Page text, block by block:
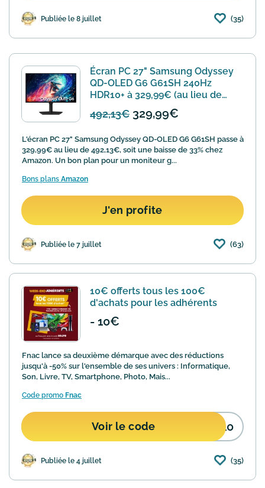
Publiée le 8 juillet (35)
Écran PC 27" Samsung Odyssey
QD-OLED G6 G61SH 240Hz
HDR10+ à 329,99€ (au lieu de
492,13€ 329,99€
L'écran PC 27" Samsung Odyssey QD-OLED G6 G61SH passe à
329,99€ au lieu de 492,13€, soit une baisse de 33% chez
Amazon. Un bon plan pour un moniteur g...
Bons plans Amazon
J'en profite
Publiée le 7 juillet (63)
10€ offerts tous les 100€
d'achats pour les adhérents
- 10€
Fnac lance sa deuxième démarque avec des réductions
jusqu'à -50% sur l'ensemble de ses univers : Informatique,
Son, Livre, TV, Smartphone, Photo, Mais...
Code promo Fnac
Voir le code D10
Publiée le 4 juillet (35)